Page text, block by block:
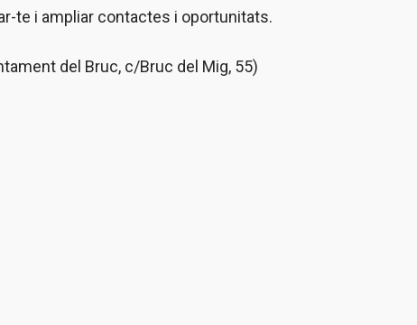
te i ampliar contactes i oportunitats.
del Bruc, c/Bruc del Mig, 55)